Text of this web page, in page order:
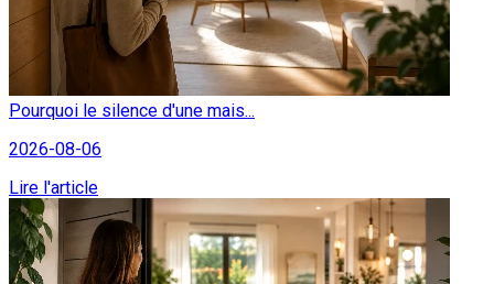
Pourquoi le silence d'une mais...
2026-08-06
Lire l'article